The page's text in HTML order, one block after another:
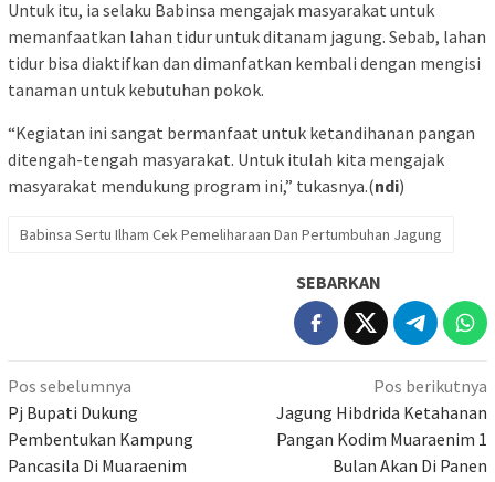
Untuk itu, ia selaku Babinsa mengajak masyarakat untuk
memanfaatkan lahan tidur untuk ditanam jagung. Sebab, lahan
tidur bisa diaktifkan dan dimanfatkan kembali dengan mengisi
tanaman untuk kebutuhan pokok.
“Kegiatan ini sangat bermanfaat untuk ketandihanan pangan
ditengah-tengah masyarakat. Untuk itulah kita mengajak
masyarakat mendukung program ini,” tukasnya.(ndi)
Babinsa Sertu Ilham Cek Pemeliharaan Dan Pertumbuhan Jagung
SEBARKAN
Navigasi
pos
Pos sebelumnya
Pj Bupati Dukung
Pembentukan Kampung
Pancasila Di Muaraenim
Pos berikutnya
Jagung Hibdrida Ketahanan
Pangan Kodim Muaraenim 1
Bulan Akan Di Panen